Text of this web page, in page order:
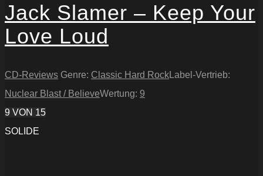
Jack Slamer – Keep Your
Love Loud
CD-Reviews Genre: Classic Hard RockLabel-Vertrieb:
Nuclear Blast / BelieveWertung: 9
9 VON 15
SOLIDE